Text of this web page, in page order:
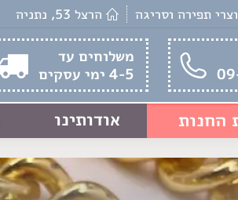
תפירה וסריגה הרצל 53, נתניה
משלוחים עד
4-5 ימי עסקים
החנות אודותינו